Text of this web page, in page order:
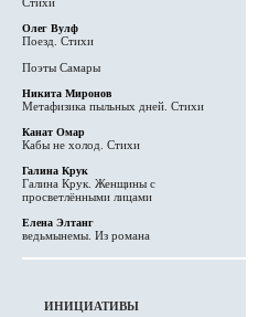
Олег Вулф
Поезд. Стихи
Поэты Самары
Никита Миронов
Метафизика пыльных дней. Стихи
Канат Омар
Кабы не холод. Стихи
Галина Крук
Галина Крук. Женщины с
просветлёнными лицами
Елена Элтанг
ведьмынемы. Из романа
ИНИЦИАТИВЫ